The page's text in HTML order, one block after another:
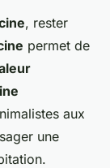
, rester
permet de
aux
une